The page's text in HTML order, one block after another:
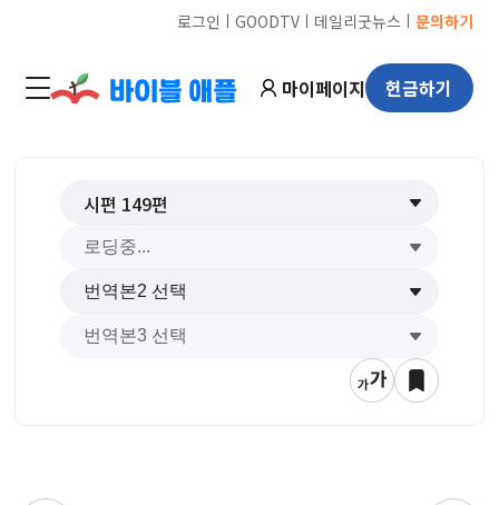
로그인 ㅣ GOODTVㅣ 데일리굿뉴스 ㅣ 문의하기
마이페이지 헌금하기
시편 149편